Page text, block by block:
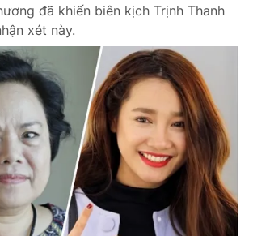
đã khiến biên kịch Trịnh Thanh
xét này.